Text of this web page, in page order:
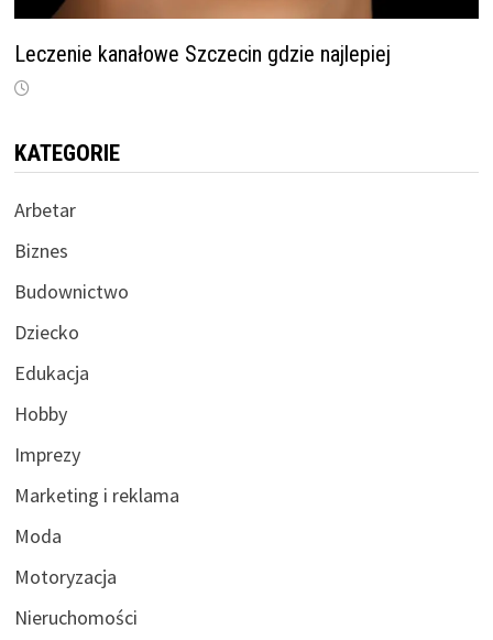
Leczenie kanałowe Szczecin gdzie najlepiej
KATEGORIE
Arbetar
Biznes
Budownictwo
Dziecko
Edukacja
Hobby
Imprezy
Marketing i reklama
Moda
Motoryzacja
Nieruchomości